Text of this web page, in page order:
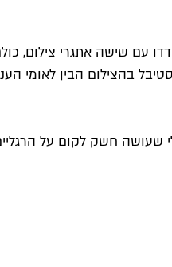
עם שישה אתגרי צילום,
בהצילום הבין לאומי
שעושה חשק לקום על